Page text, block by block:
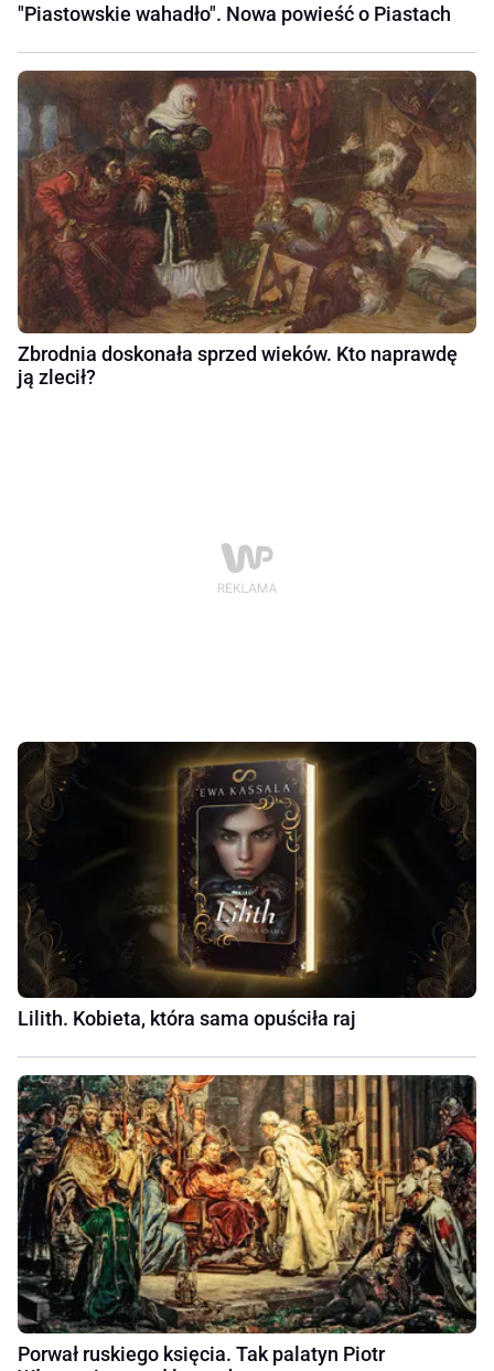
"Piastowskie wahadło". Nowa powieść o Piastach
Zbrodnia doskonała sprzed wieków. Kto naprawdę
ją zlecił?
Lilith. Kobieta, która sama opuściła raj
Porwał ruskiego księcia. Tak palatyn Piotr